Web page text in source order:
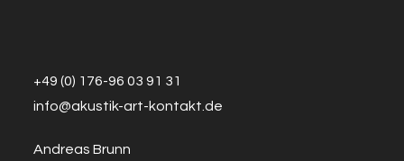
+49 (0) 176-96 03 91 31
info@akustik-art-kontakt.de
Andreas Brunn